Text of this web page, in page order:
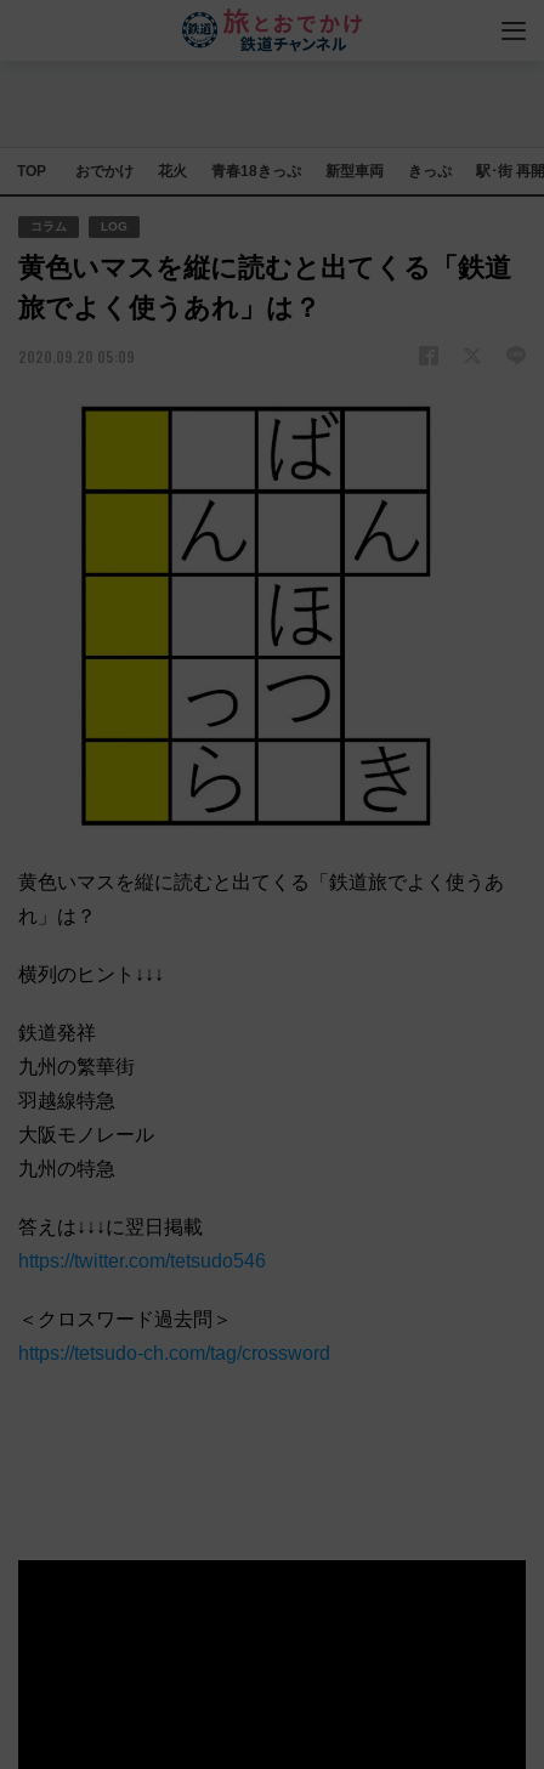
TOP おでかけ 花火 青春18きっぷ 新型車両 きっぷ 駅･街 再
コラム LOG
黄色いマスを縦に読むと出てくる「鉄道
旅でよく使うあれ」は？
2020.09.20 05:09
黄色いマスを縦に読むと出てくる「鉄道旅でよく使うあ
れ」は？
横列のヒント↓↓↓
鉄道発祥
九州の繁華街
羽越線特急
大阪モノレール
九州の特急
答えは↓↓↓に翌日掲載
https://twitter.com/tetsudo546
＜クロスワード過去問＞
https://tetsudo-ch.com/tag/crossword